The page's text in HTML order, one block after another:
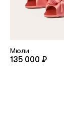
Мюли
135 000 ₽